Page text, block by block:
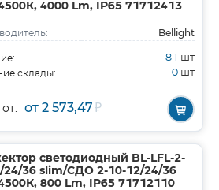
4000 Lm, IP65 71712413
Bellight
81 шт
склады: 0 шт
от 2 573,47₽
светодиодный BL-LFL-2-
24/36 slim/СДО 2-10-12/24/36
800 Lm, IP65 71712110